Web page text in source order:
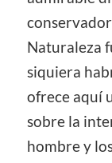
Naturaleza
siquiera
ofrece aquí
sobre la
hombre y